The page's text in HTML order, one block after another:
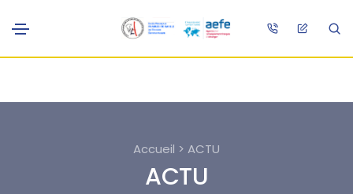
Accueil > ACTU
ACTU